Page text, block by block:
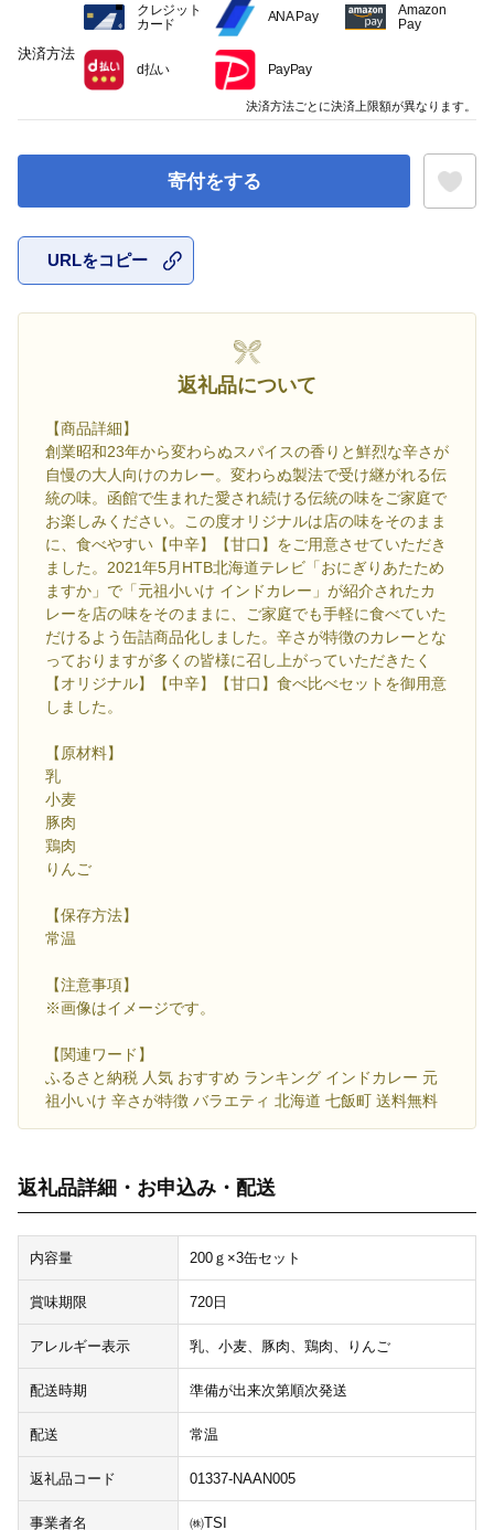
寄付をする
URLをコピー
返礼品について
【商品詳細】
創業昭和23年から変わらぬスパイスの香りと鮮烈な辛さが
自慢の大人向けのカレー。変わらぬ製法で受け継がれる伝
統の味。函館で生まれた愛され続ける伝統の味をご家庭で
お楽しみください。この度オリジナルは店の味をそのまま
に、食べやすい【中辛】【甘口】をご用意させていただき
ました。2021年5月HTB北海道テレビ「おにぎりあたため
ますか」で「元祖小いけ インドカレー」が紹介されたカ
レーを店の味をそのままに、ご家庭でも手軽に食べていた
だけるよう缶詰商品化しました。辛さが特徴のカレーとな
っておりますが多くの皆様に召し上がっていただきたく
【オリジナル】【中辛】【甘口】食べ比べセットを御用意
しました。
【原材料】
乳
小麦
豚肉
鶏肉
りんご
【保存方法】
常温
【注意事項】
※画像はイメージです。
【関連ワード】
ふるさと納税 人気 おすすめ ランキング インドカレー 元
祖小いけ 辛さが特徴 バラエティ 北海道 七飯町 送料無料
返礼品詳細・お申込み・配送
内容量 200ｇ×3缶セット
賞味期限 720日
アレルギー表示 乳、小麦、豚肉、鶏肉、りんご
配送時期 準備が出来次第順次発送
配送 常温
返礼品コード 01337-NAAN005
事業者名 ㈱TSI
決済方法
クレジット
カード
ANA Pay
Amazon
Pay
d払い PayPay
決済方法ごとに決済上限額が異なります。